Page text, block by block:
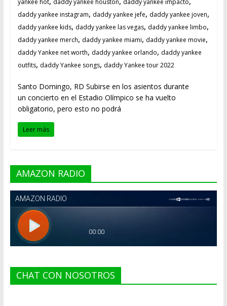
yankee hot daddy yankee houston daddy yankee impacto
daddy yankee instagram, daddy yankee jefe, daddy yankee joven,
daddy yankee kids, daddy yankee las vegas, daddy yankee limbo,
daddy yankee merch, daddy yankee miami, daddy yankee movie,
daddy Yankee net worth, daddy yankee orlando, daddy yankee
outfits, daddy Yankee songs, daddy Yankee tour 2022
Santo Domingo, RD Subirse en los asientos durante
un concierto en el Estadio Olímpico se ha vuelto
obligatorio, pero esto no podrá
Leer más
AMAZON RADIO
CHAT CON NOSOTROS